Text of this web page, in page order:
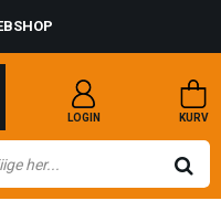
LOGIN KURV